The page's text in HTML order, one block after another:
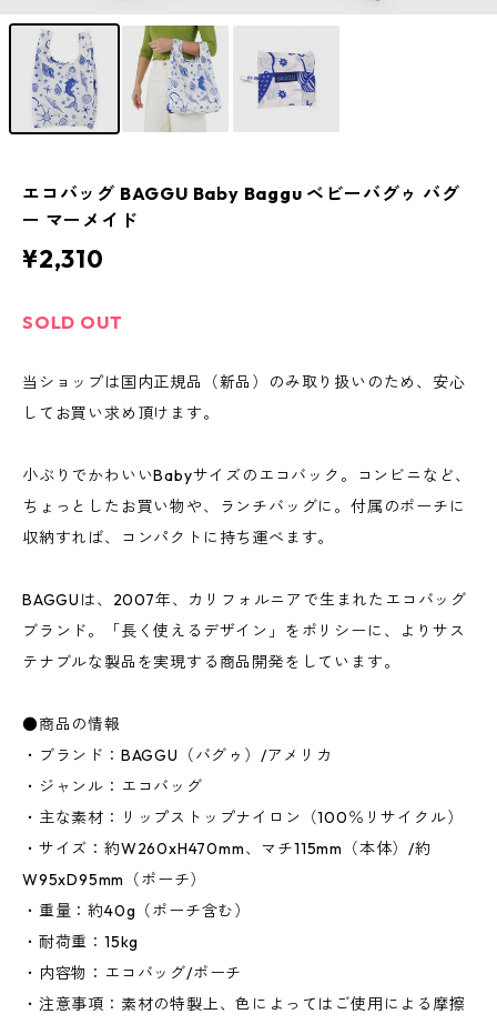
エコバッグ BAGGU Baby Baggu ベビーバグゥ バグ
ー マーメイド
¥2,310
SOLD OUT
当ショップは国内正規品（新品）のみ取り扱いのため、安心
してお買い求め頂けます。
小ぶりでかわいいBabyサイズのエコバック。コンビニなど、
ちょっとしたお買い物や、ランチバッグに。付属のポーチに
収納すれば、コンパクトに持ち運べます。
BAGGUは、2007年、カリフォルニアで生まれたエコバッグ
ブランド。「長く使えるデザイン」をポリシーに、よりサス
テナブルな製品を実現する商品開発をしています。
●商品の情報
・ブランド：BAGGU（バグゥ）/アメリカ
・ジャンル：エコバッグ
・主な素材：リップストップナイロン（100％リサイクル）
・サイズ：約W260xH470mm、マチ115mm（本体）/約
W95xD95mm（ポーチ）
・重量：約40g（ポーチ含む）
・耐荷重：15kg
・内容物：エコバッグ/ポーチ
・注意事項：素材の特製上、色によってはご使用による摩擦